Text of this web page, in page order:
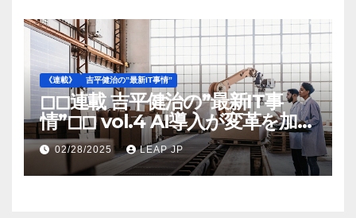
《連載》 吉平健治の”最新IT事情”
◻︎◻︎連載 吉平健治の”最新IT事
情”◻︎◻︎ vol.4 AI導入が変革を加速
する米国製造業の最前線
02/28/2025 LEAP JP